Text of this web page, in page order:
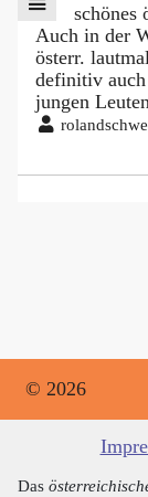
schönes
Auch in der
österr.
definitiv
jungen
© 2026
Das